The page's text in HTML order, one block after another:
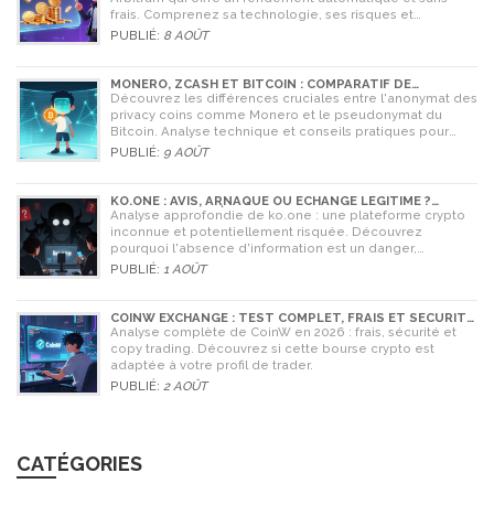
frais. Comprenez sa technologie, ses risques et
comment l'utiliser en 2026.
PUBLIÉ: 8 AOÛT
MONERO, ZCASH ET BITCOIN : COMPARATIF DE
L'ANONYMAT EN 2026
Découvrez les différences cruciales entre l'anonymat des
privacy coins comme Monero et le pseudonymat du
Bitcoin. Analyse technique et conseils pratiques pour
2026.
PUBLIÉ: 9 AOÛT
KO.ONE : AVIS, ARNAQUE OU ÉCHANGE LÉGITIME ?
ANALYSE COMPLÈTE
Analyse approfondie de ko.one : une plateforme crypto
inconnue et potentiellement risquée. Découvrez
pourquoi l'absence d'information est un danger,
comparez avec Coinone et apprenez à vérifier la sécurité
PUBLIÉ: 1 AOÛT
COINW EXCHANGE : TEST COMPLET, FRAIS ET SÉCURITÉ
EN 2026
Analyse complète de CoinW en 2026 : frais, sécurité et
copy trading. Découvrez si cette bourse crypto est
adaptée à votre profil de trader.
PUBLIÉ: 2 AOÛT
CATÉGORIES